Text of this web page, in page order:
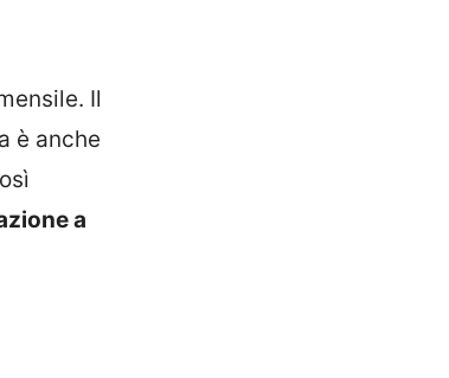
Il
è anche
a